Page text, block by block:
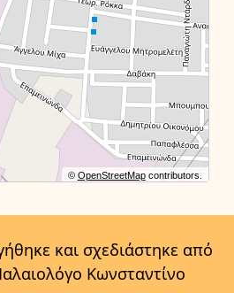
© OpenStreetMapcontributors.
και σχεδιάστηκε από
Κωνσταντίνο